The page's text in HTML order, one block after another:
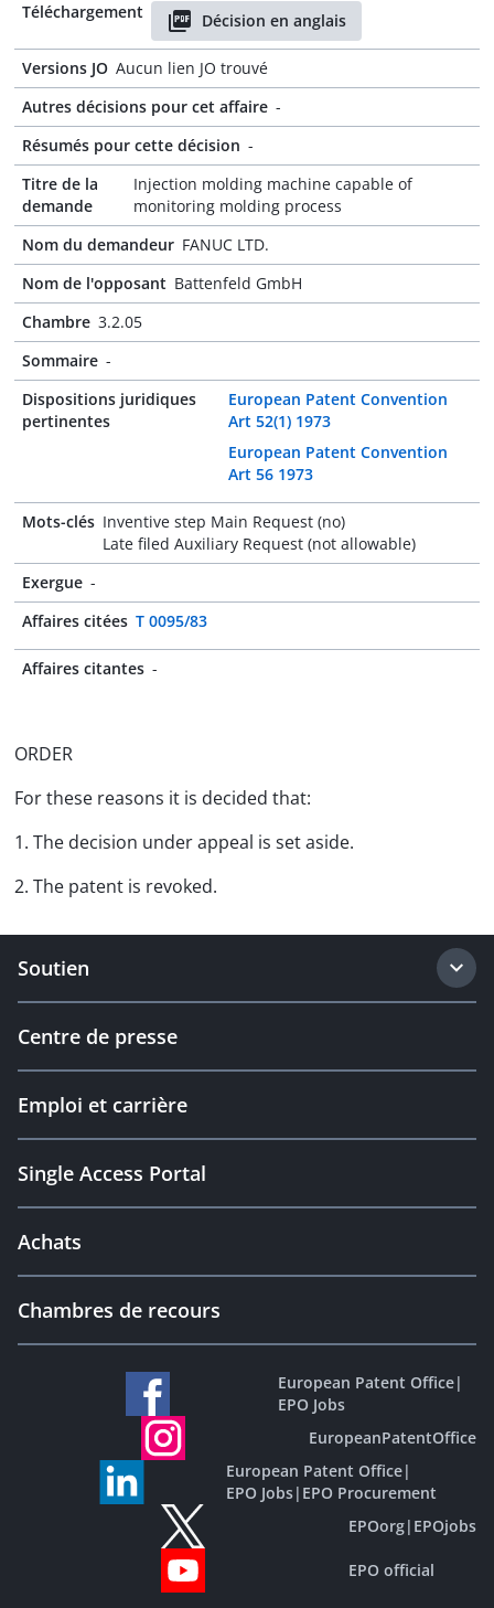
Téléchargement
Décision en anglais
Versions JO Aucun lien JO trouvé
Autres décisions pour cet affaire -
Résumés pour cette décision -
Titre de la
demande
Injection molding machine capable of
monitoring molding process
Nom du demandeur FANUC LTD.
Nom de l'opposant Battenfeld GmbH
Chambre 3.2.05
Sommaire -
Dispositions juridiques
pertinentes
European Patent Convention
Art 52(1) 1973
European Patent Convention
Art 56 1973
Mots-clés Inventive step Main Request (no)
Late filed Auxiliary Request (not allowable)
Exergue -
Affaires citées T 0095/83
Affaires citantes -
ORDER
For these reasons it is decided that:
1. The decision under appeal is set aside.
2. The patent is revoked.
Soutien
Centre de presse
Emploi et carrière
Single Access Portal
Achats
Chambres de recours
European Patent Office|
EPO Jobs
EuropeanPatentOffice
European Patent Office|
EPO Jobs| EPO Procurement
EPOorg| EPOjobs
EPO official